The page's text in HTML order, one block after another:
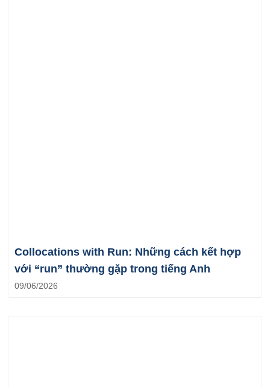
Collocations with Run: Những cách kết hợp
với “run” thường gặp trong tiếng Anh
09/06/2026